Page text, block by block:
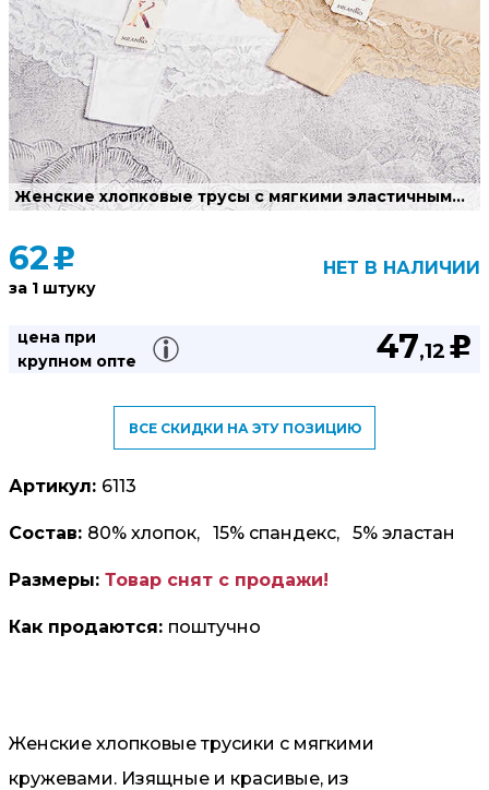
62u
за 1 штуку
НЕТ В НАЛИЧИИ
цена при
крупном опте
47,12 u
ВСЕ СКИДКИ НА ЭТУ ПОЗИЦИЮ
Артикул: 6113
Состав: 80% хлопок, 15% спандекс, 5% эластан
Размеры: Товар снят с продажи!
Как продаются: поштучно
Женские хлопковые трусики с мягкими
кружевами. Изящные и красивые, из
Женские хлопковые трусы с мягкими эластичными кружевами.